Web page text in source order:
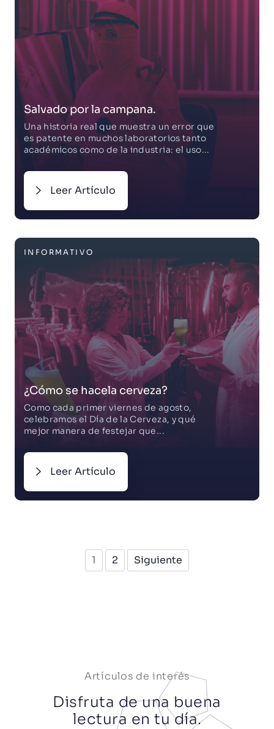
Salvado por la campana.
Una historia real que muestra un error que
es patente en muchos laboratorios tanto
académicos como de la industria: el uso...
Leer Artículo
INFORMATIVO
¿Cómo se hacela cerveza?
Como cada primer viernes de agosto,
celebramos el Día de la Cerveza, y qué
mejor manera de festejar que...
Leer Artículo
1 2 Siguiente
Artículos de interés
Disfruta de una buena
lectura en tu día.